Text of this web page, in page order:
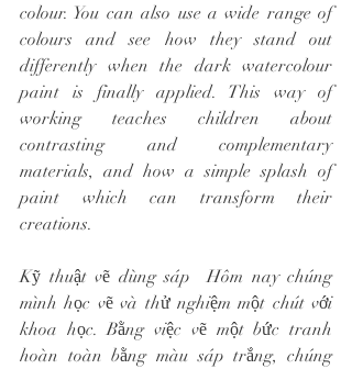
colour. You can also use a wide range of
colours and see how they stand out
differently when the dark watercolour
paint is finally applied. This way of
working teaches children about
contrasting and complementary
materials, and how a simple splash of
paint which can transform their
creations.
Kỹ thuật vẽ dùng sáp  Hôm nay chúng
mình học vẽ và thử nghiệm một chút với
khoa học. Bằng việc vẽ một bức tranh
hoàn toàn bằng màu sáp trắng, chúng